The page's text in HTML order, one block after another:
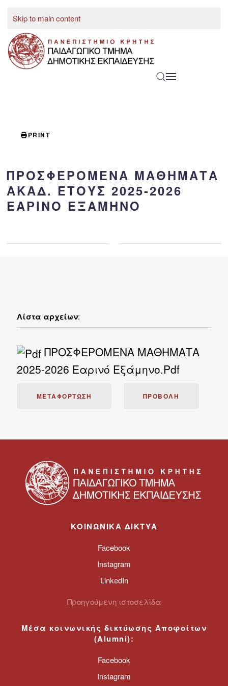
Skip to main content
PRINT
ΠΡΟΣΦΕΡΌΜΕΝΑ ΜΑΘΉΜΑΤΑ
ΑΚΑΔ. ΈΤΟΥΣ 2025-2026
ΕΑΡΙΝΌ ΕΞΆΜΗΝΟ
Λίστα αρχείων:
ΠΡΟΣΦΕΡΟΜΕΝΑ ΜΑΘΗΜΑΤΑ
2025-2026 Εαρινό Εξάμηνο.pdf
ΜΕΤΑΦΌΡΤΩΣΗ ΠΡΟΒΟΛΉ
ΚΟΙΝΩΝΙΚΑ ΔΙΚΤΥΑ
Facebook
Instagram
LinkedIn
Προηγούμενη ιστοσελίδα
Μέσα κοινωνικής δικτύωσης Αποφοίτων
(Alumni):
Facebook
Instagram